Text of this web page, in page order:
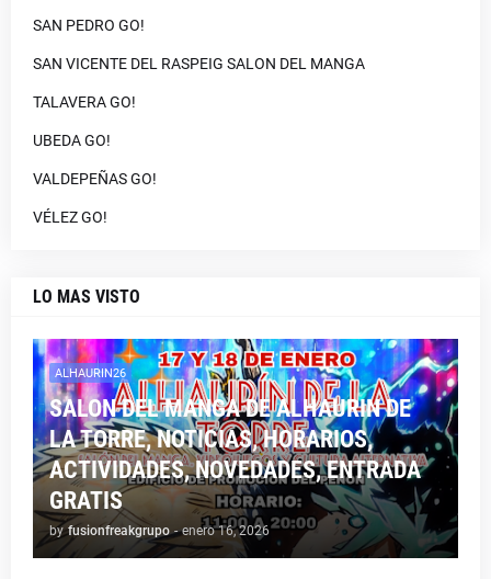
SAN PEDRO GO!
SAN VICENTE DEL RASPEIG SALON DEL MANGA
TALAVERA GO!
UBEDA GO!
VALDEPEÑAS GO!
VÉLEZ GO!
LO MAS VISTO
ALHAURIN26
SALON DEL MANGA DE ALHAURIN DE
LA TORRE, NOTICIAS, HORARIOS,
ACTIVIDADES, NOVEDADES, ENTRADA
GRATIS
by fusionfreakgrupo - enero 16, 2026